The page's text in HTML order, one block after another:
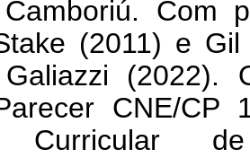
Com
(2011) e
(2022).
CNE/CP
Curricular